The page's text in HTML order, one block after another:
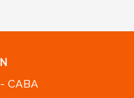
CABA